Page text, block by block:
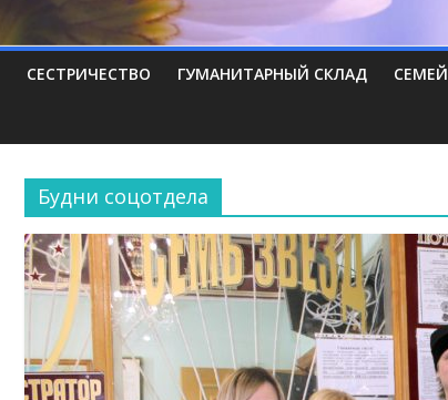
СЕСТРИЧЕСТВО ГУМАНИТАРНЫЙ СКЛАД
Будни соцотдела